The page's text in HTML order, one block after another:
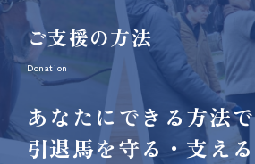
ご支援の方法
Donation
あなたにできる方法で
引退馬を守る・支える